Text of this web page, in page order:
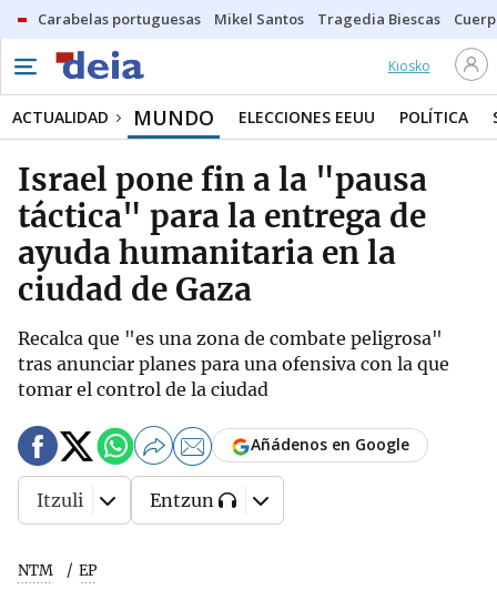
Carabelas portuguesas Mikel Santos Tragedia Biescas
Kiosko
ACTUALIDAD MUNDO ELECCIONES EEUU POLÍTICA
Israel pone fin a la "pausa
táctica" para la entrega de
ayuda humanitaria en la
ciudad de Gaza
Recalca que "es una zona de combate peligrosa"
tras anunciar planes para una ofensiva con la que
tomar el control de la ciudad
NTM EP
Añádenos en Google
Itzuli Entzun